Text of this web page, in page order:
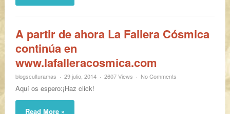
A partir de ahora La Fallera Cósmica
continúa en
www.lafalleracosmica.com
blogsculturamas 29 julio, 2014 2607 Views No Comments
Aquí os espero:¡Haz click!
Read More »